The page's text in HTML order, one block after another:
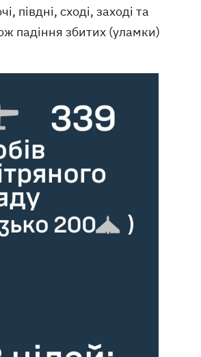
півдні, сході, заході та
падіння збитих (уламки)